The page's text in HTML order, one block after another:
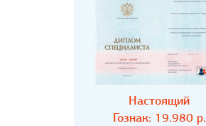
Настоящий
Гознак: 19.980 р.